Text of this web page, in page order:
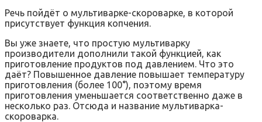
Речь пойдёт о мультиварке-скороварке, в которой
присутствует функция копчения.
Вы уже знаете, что простую мультиварку
производители дополнили такой функцией, как
приготовление продуктов под давлением. Что это
даёт? Повышенное давление повышает температуру
приготовления (более 100°), поэтому время
приготовления уменьшается соответственно даже в
несколько раз. Отсюда и название мультиварка-
скороварка.